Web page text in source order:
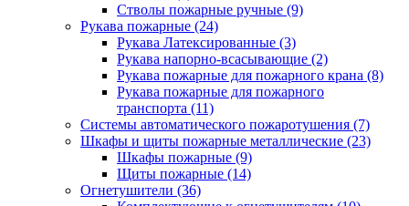
Стволы пожарные ручные (9)
Рукава пожарные (24)
Рукава Латексированные (3)
Рукава напорно-всасывающие (2)
Рукава пожарные для пожарного крана (8)
Рукава пожарные для пожарного
транспорта (11)
Системы автоматического пожаротушения (7)
Шкафы и щиты пожарные металлические (23)
Шкафы пожарные (9)
Щиты пожарные (14)
Огнетушители (36)